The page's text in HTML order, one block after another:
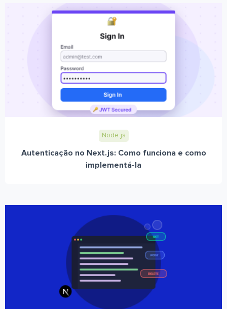
Node.js
Autenticação no Next.js: Como funciona e como
implementá-la